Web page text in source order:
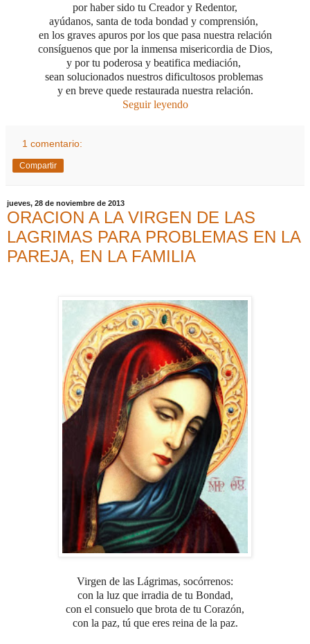
por haber sido tu Creador y Redentor,
ayúdanos, santa de toda bondad y comprensión,
en los graves apuros por los que pasa nuestra relación
consíguenos que por la inmensa misericordia de Dios,
y por tu poderosa y beatifica mediación,
sean solucionados nuestros dificultosos problemas
y en breve quede restaurada nuestra relación.
Seguir leyendo
1 comentario:
Compartir
jueves, 28 de noviembre de 2013
ORACION A LA VIRGEN DE LAS
LAGRIMAS PARA PROBLEMAS EN LA
PAREJA, EN LA FAMILIA
Virgen de las Lágrimas, socórrenos:
con la luz que irradia de tu Bondad,
con el consuelo que brota de tu Corazón,
con la paz, tú que eres reina de la paz.